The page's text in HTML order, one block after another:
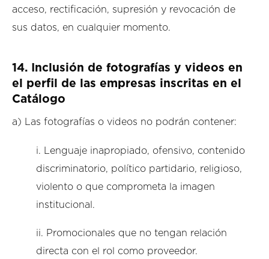
acceso, rectificación, supresión y revocación de
sus datos, en cualquier momento.
14.
Inclusión de fotografías y videos en
el perfil de las empresas inscritas en el
Catálogo
a) Las fotografías o videos no podrán contener:
i. Lenguaje inapropiado, ofensivo, contenido
discriminatorio, político partidario, religioso,
violento o que comprometa la imagen
institucional.
ii. Promocionales que no tengan relación
directa con el rol como proveedor.